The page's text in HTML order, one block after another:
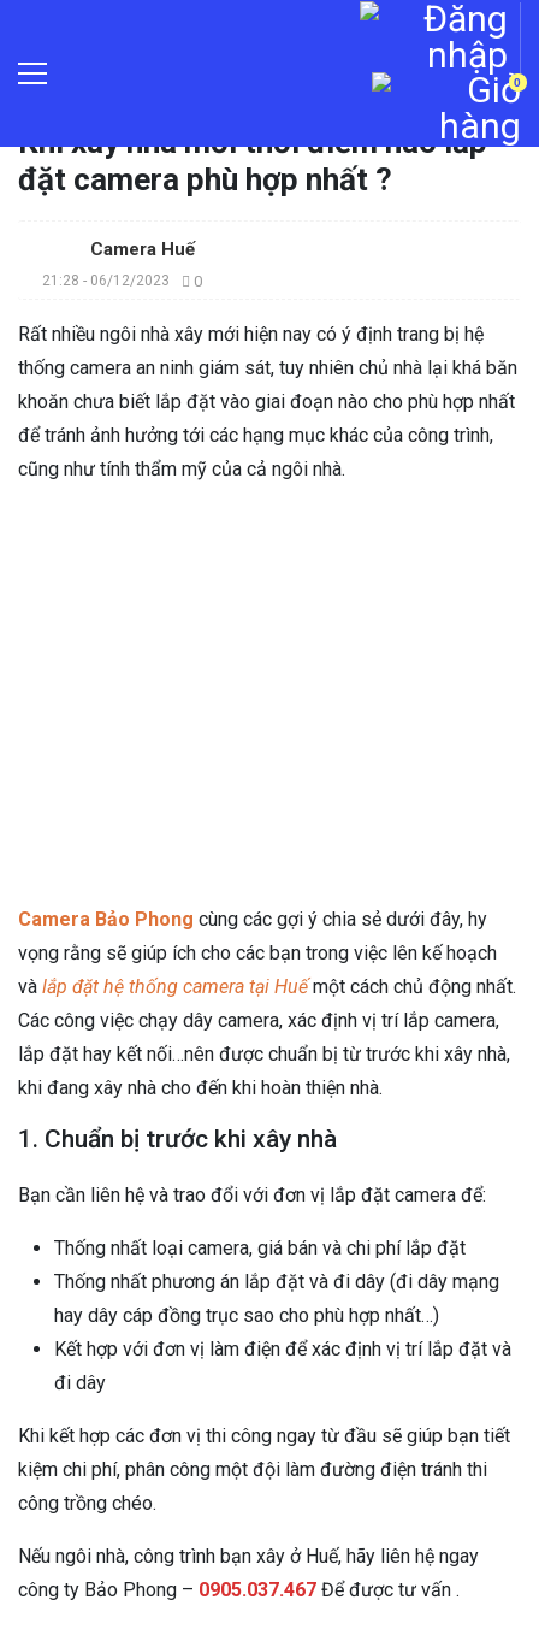
0
Khi xây nhà mới thời điểm nào lắp
đặt camera phù hợp nhất ?
Camera Huế
21:28 - 06/12/2023 0
Rất nhiều ngôi nhà xây mới hiện nay có ý định trang bị hệ
thống camera an ninh giám sát, tuy nhiên chủ nhà lại khá băn
khoăn chưa biết lắp đặt vào giai đoạn nào cho phù hợp nhất
để tránh ảnh hưởng tới các hạng mục khác của công trình,
cũng như tính thẩm mỹ của cả ngôi nhà.
Camera Bảo Phong cùng các gợi ý chia sẻ dưới đây, hy
vọng rằng sẽ giúp ích cho các bạn trong việc lên kế hoạch
và lắp đặt hệ thống camera tại Huế một cách chủ động nhất.
Các công việc chạy dây camera, xác định vị trí lắp camera,
lắp đặt hay kết nối…nên được chuẩn bị từ trước khi xây nhà,
khi đang xây nhà cho đến khi hoàn thiện nhà.
1. Chuẩn bị trước khi xây nhà
Bạn cần liên hệ và trao đổi với đơn vị lắp đặt camera để:
Thống nhất loại camera, giá bán và chi phí lắp đặt
Thống nhất phương án lắp đặt và đi dây (đi dây mạng
hay dây cáp đồng trục sao cho phù hợp nhất…)
Kết hợp với đơn vị làm điện để xác định vị trí lắp đặt và
đi dây
Khi kết hợp các đơn vị thi công ngay từ đầu sẽ giúp bạn tiết
kiệm chi phí, phân công một đội làm đường điện tránh thi
công trồng chéo.
Nếu ngôi nhà, công trình bạn xây ở Huế, hãy liên hệ ngay
công ty Bảo Phong – 0905.037.467 Để được tư vấn .